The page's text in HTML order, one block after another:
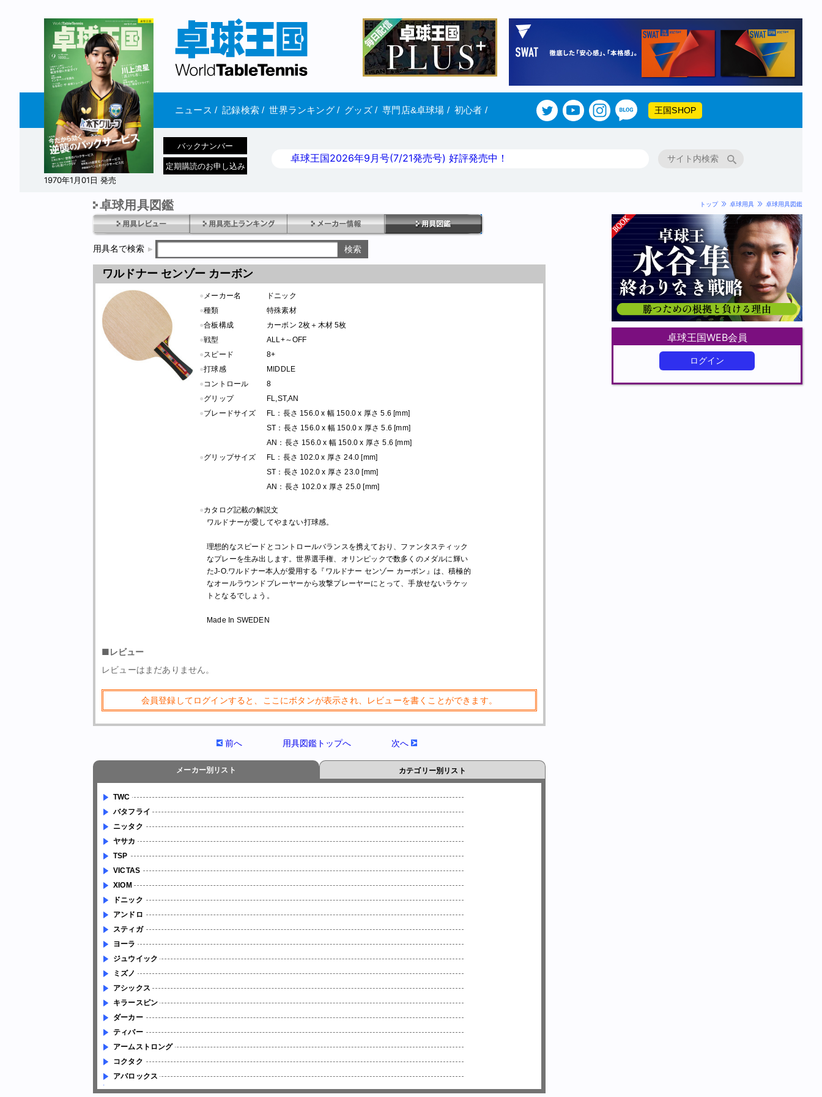
ニュース / 記録検索 / 世界ランキング/ グッズ/ 専門店&卓球場 / 初心者 / 王国SHOP
1970年1月01日 発売
バックナンバー
定期購読のお申し込み
卓球王国2026年9月号(7/21発売号) 好評発売中！
卓球用具図鑑 トップ 卓球用具 卓球用具図鑑
用具名で検索
ワルドナー センゾー カーボン
● メーカー名
ドニック
●種類
特殊素材
●合板構成
カーボン 2枚＋木材 5枚
●戦型
ALL+～OFF
●スピード
8+
●打球感
MIDDLE
●コントロール
8
●グリップ
FL,ST,AN
●ブレードサイズ
FL：長さ 156.0 x 幅 150.0 x 厚さ 5.6 [mm]
ST：長さ 156.0 x 幅 150.0 x 厚さ 5.6 [mm]
AN：長さ 156.0 x 幅 150.0 x 厚さ 5.6 [mm]
●グリップサイズ
FL：長さ 102.0 x 厚さ 24.0 [mm]
ST：長さ 102.0 x 厚さ 23.0 [mm]
AN：長さ 102.0 x 厚さ 25.0 [mm]
●カタログ記載の解説文
ワルドナーが愛してやまない打球感。
理想的なスピードとコントロールバランスを携えており、ファンタスティック
なプレーを生み出します。世界選手権、オリンピックで数多くのメダルに輝い
たJ-O.ワルドナー本人が愛用する『ワルドナー センゾー カーボン』は、積極的
なオールラウンドプレーヤーから攻撃プレーヤーにとって、手放せないラケッ
トとなるでしょう。
Made In SWEDEN
■レビュー
レビューはまだありません。
会員登録してログインすると、ここにボタンが表示され、レビューを書くことができます。
前へ 用具図鑑トップへ 次へ
メーカー別リスト カテゴリー別リスト
TWC
バタフライ
ニッタク
ヤサカ
TSP
VICTAS
XIOM
ドニック
アンドロ
スティガ
ヨーラ
ジュウイック
ミズノ
アシックス
キラースピン
ダーカー
ティバー
アームストロング
コクタク
アバロックス
卓球王国WEB会員
ログイン